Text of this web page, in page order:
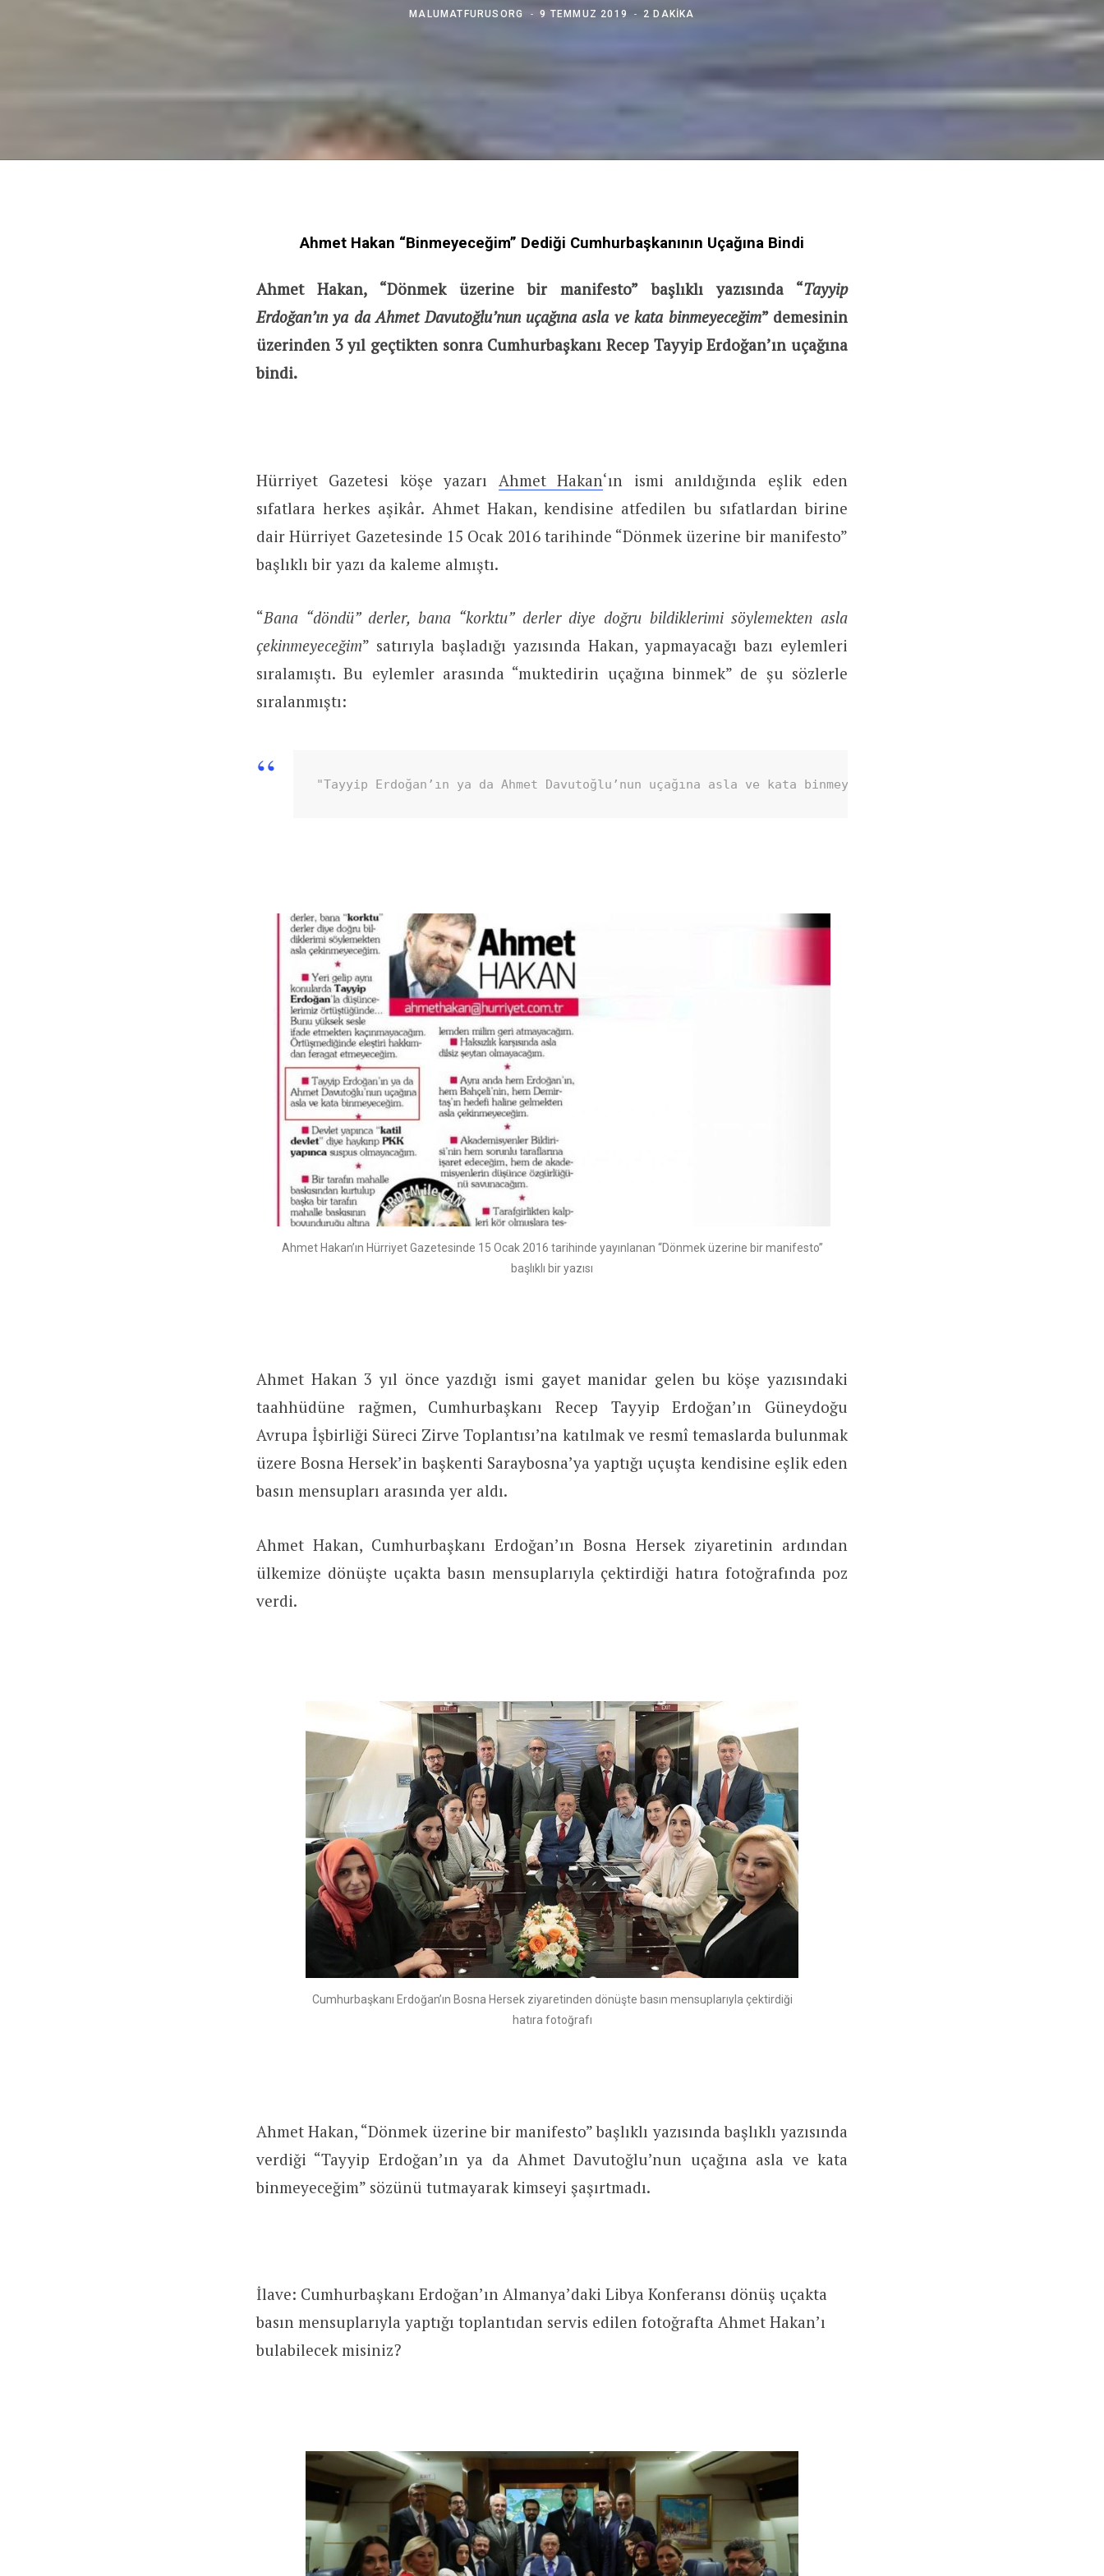
MALUMATFURUSORG 9 TEMMUZ 2019 2 DAKIKA
Ahmet Hakan “Binmeyeceğim” Dediği Cumhurbaşkanının Uçağına Bindi
Ahmet Hakan, “Dönmek üzerine bir manifesto” başlıklı yazısında “Tayyip
Erdoğan’ın ya da Ahmet Davutoğlu’nun uçağına asla ve kata binmeyeceğim” demesinin
üzerinden 3 yıl geçtikten sonra Cumhurbaşkanı Recep Tayyip Erdoğan’ın uçağına
bindi.
Hürriyet Gazetesi köşe yazarı Ahmet Hakan‘ın ismi anıldığında eşlik eden
sıfatlara herkes aşikâr. Ahmet Hakan, kendisine atfedilen bu sıfatlardan birine
dair Hürriyet Gazetesinde 15 Ocak 2016 tarihinde “Dönmek üzerine bir manifesto”
başlıklı bir yazı da kaleme almıştı.
“Bana “döndü” derler, bana “korktu” derler diye doğru bildiklerimi söylemekten asla
çekinmeyeceğim” satırıyla başladığı yazısında Hakan, yapmayacağı bazı eylemleri
sıralamıştı. Bu eylemler arasında “muktedirin uçağına binmek” de şu sözlerle
sıralanmıştı:
"Tayyip Erdoğan’ın ya da Ahmet Davutoğlu’nun uçağına asla ve kata binmeyeceğim."
Ahmet Hakan’ın Hürriyet Gazetesinde 15 Ocak 2016 tarihinde yayınlanan “Dönmek üzerine bir manifesto”
başlıklı bir yazısı
Ahmet Hakan 3 yıl önce yazdığı ismi gayet manidar gelen bu köşe yazısındaki
taahhüdüne rağmen, Cumhurbaşkanı Recep Tayyip Erdoğan’ın Güneydoğu
Avrupa İşbirliği Süreci Zirve Toplantısı’na katılmak ve resmî temaslarda bulunmak
üzere Bosna Hersek’in başkenti Saraybosna’ya yaptığı uçuşta kendisine eşlik eden
basın mensupları arasında yer aldı.
Ahmet Hakan, Cumhurbaşkanı Erdoğan’ın Bosna Hersek ziyaretinin ardından
ülkemize dönüşte uçakta basın mensuplarıyla çektirdiği hatıra fotoğrafında poz
verdi.
Cumhurbaşkanı Erdoğan’ın Bosna Hersek ziyaretinden dönüşte basın mensuplarıyla çektirdiği
hatıra fotoğrafı
Ahmet Hakan, “Dönmek üzerine bir manifesto” başlıklı yazısında başlıklı yazısında
verdiği “Tayyip Erdoğan’ın ya da Ahmet Davutoğlu’nun uçağına asla ve kata
binmeyeceğim” sözünü tutmayarak kimseyi şaşırtmadı.
İlave: Cumhurbaşkanı Erdoğan’ın Almanya’daki Libya Konferansı dönüş uçakta
basın mensuplarıyla yaptığı toplantıdan servis edilen fotoğrafta Ahmet Hakan’ı
bulabilecek misiniz?